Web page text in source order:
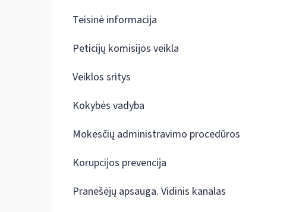
Teisinė informacija
Peticijų komisijos veikla
Veiklos sritys
Kokybės vadyba
Mokesčių administravimo procedūros
Korupcijos prevencija
Pranešėjų apsauga. Vidinis kanalas